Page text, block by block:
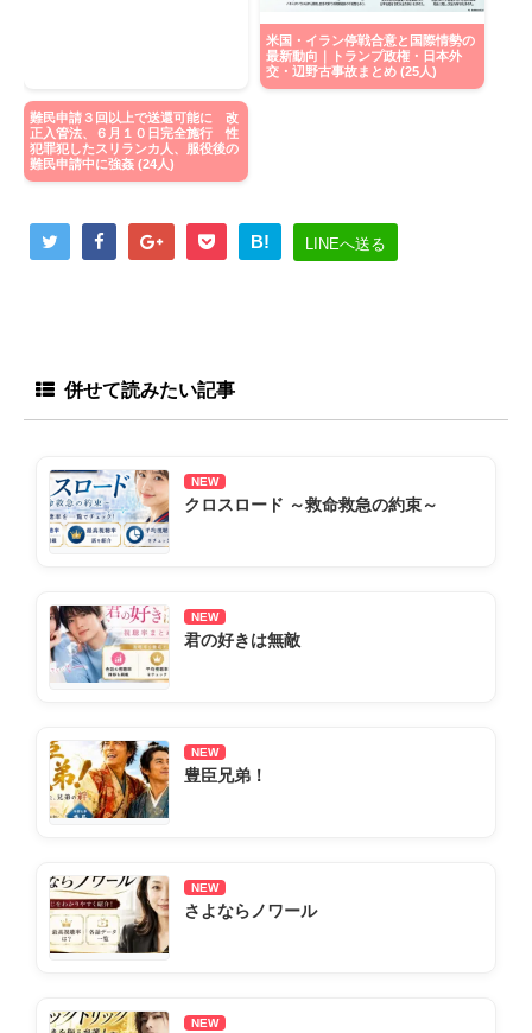
米国・イラン停戦合意と国際情勢の
最新動向｜トランプ政権・日本外
交・辺野古事故まとめ (25人)
難民申請３回以上で送還可能に 改
正入管法、６月１０日完全施行 性
犯罪犯したスリランカ人、服役後の
難民申請中に強姦 (24人)
B! LINEへ送る
併せて読みたい記事
NEW
クロスロード ～救命救急の約束～
NEW
君の好きは無敵
NEW
豊臣兄弟！
NEW
さよならノワール
NEW